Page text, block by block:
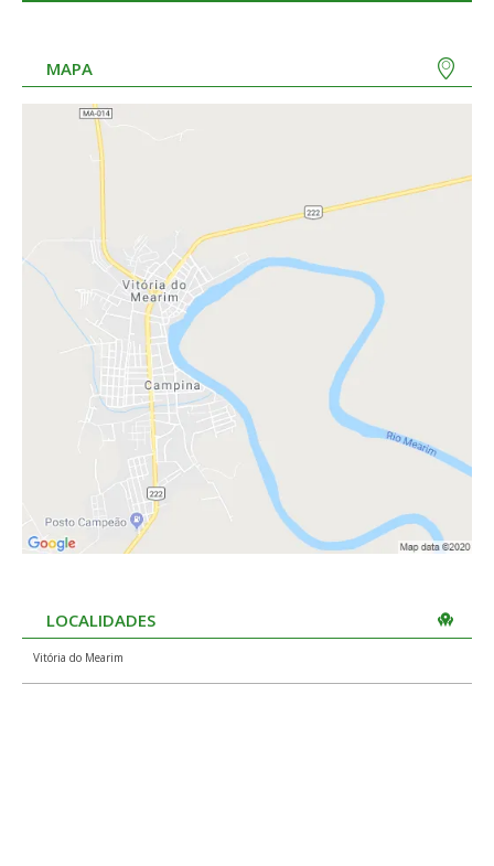
MAPA
LOCALIDADES
Vitória do Mearim